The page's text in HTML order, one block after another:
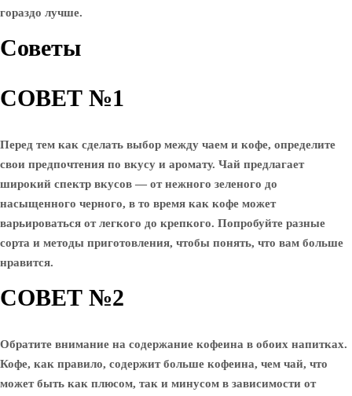
гораздо лучше.
Советы
СОВЕТ №1
Перед тем как сделать выбор между чаем и кофе, определите
свои предпочтения по вкусу и аромату. Чай предлагает
широкий спектр вкусов — от нежного зеленого до
насыщенного черного, в то время как кофе может
варьироваться от легкого до крепкого. Попробуйте разные
сорта и методы приготовления, чтобы понять, что вам больше
нравится.
СОВЕТ №2
Обратите внимание на содержание кофеина в обоих напитках.
Кофе, как правило, содержит больше кофеина, чем чай, что
может быть как плюсом, так и минусом в зависимости от